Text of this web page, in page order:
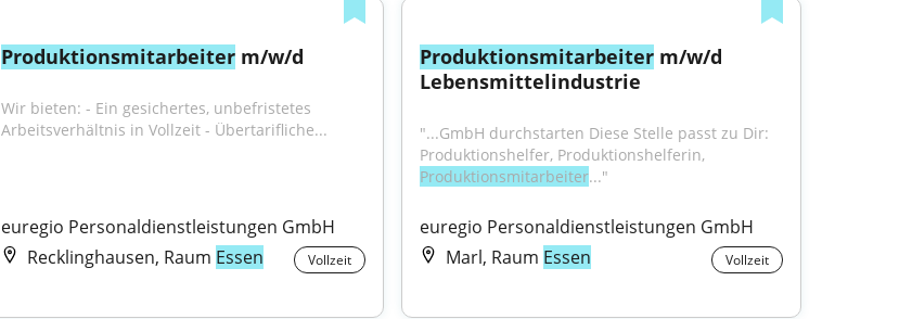
Produktionsmitarbeiter m/w/d
Wir bieten: - Ein gesichertes, unbefristetes
Arbeitsverhältnis in Vollzeit - Übertarifliche...
euregio Personaldienstleistungen GmbH
Recklinghausen, Raum Essen Vollzeit
Produktionsmitarbeiter m/w/d
Lebensmittelindustrie
"...GmbH durchstarten Diese Stelle passt zu Dir:
Produktionshelfer, Produktionshelferin,
Produktionsmitarbeiter..."
euregio Personaldienstleistungen GmbH
Marl, Raum Essen Vollzeit